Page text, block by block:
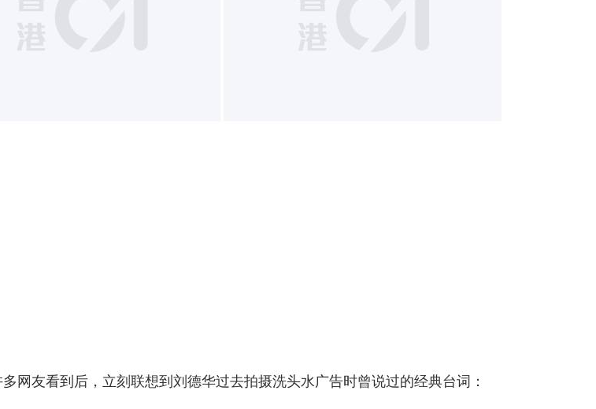
网友看到后，立刻联想到刘德华过去拍摄洗头水广告时曾说过的经典台词：